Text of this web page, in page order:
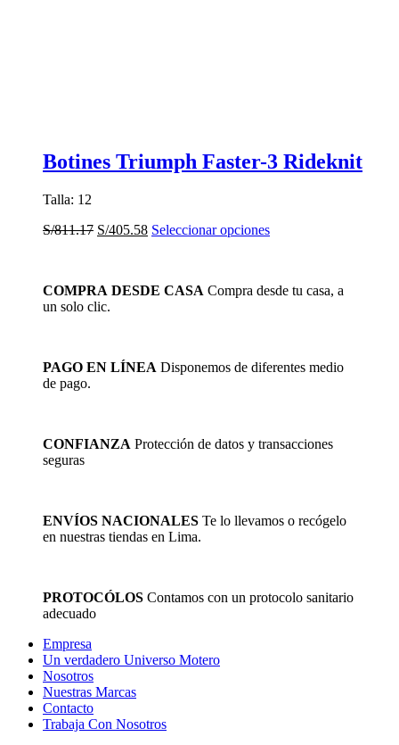
Botines Triumph Faster-3 Rideknit
Talla: 12
S/811.17 El
S/811.17.
S/405.58El
S/405.58.
Seleccionar opcionesEste
variantes.
elegir
producto
COMPRA DESDE CASA Compra desde tu casa, a
un solo clic.
PAGO EN LÍNEA Disponemos de diferentes medio
de pago.
CONFIANZA Protección de datos y transacciones
seguras
ENVÍOS NACIONALES Te lo llevamos o recógelo
en nuestras tiendas en Lima.
PROTOCÓLOS Contamos con un protocolo sanitario
adecuado
Empresa
Un verdadero Universo Motero
Nosotros
Nuestras Marcas
Contacto
Trabaja Con Nosotros